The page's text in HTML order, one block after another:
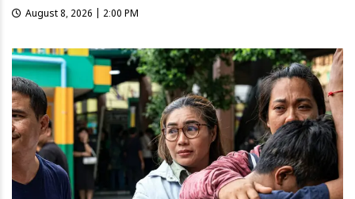
August 8, 2026 | 2:00 PM